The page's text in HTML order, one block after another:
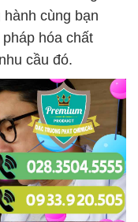
cùng bạn
hóa chất
cầu đó.